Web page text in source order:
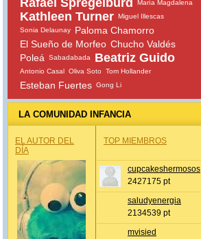
Rafael Spregelburd
María Magdalena
Kathleen Turner Miguel Illescas
Sonia Delaunay
Paloma Chamorro
El Sueño de Morfeo Chucho Valdés
Poleá
Sabadabada Beatriz Guido
Antonio Casal Oliva Soto Tom Hollander
Esteban Fuertes Gong Li
LA COMUNIDAD INFANCIA
EL AUTOR DEL
DÍA
TOP MIEMBROS
cupcakeshermosos
2427175 pt
saludyenergia
2134539 pt
mvisied